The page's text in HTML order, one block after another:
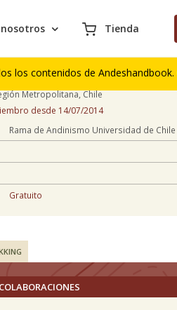
nosotros Tienda
los contenidos de Andeshandbook.
años
Metropolitana, Chile
desde 14/07/2014
Rama de Andinismo Universidad de Chile
Gratuito